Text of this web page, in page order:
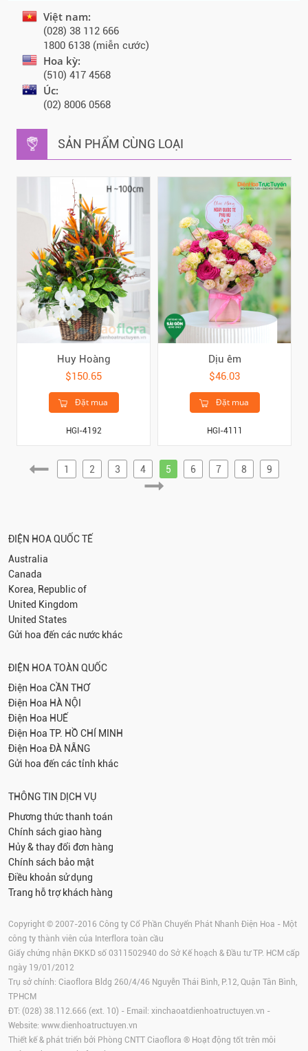
Việt nam:
(028) 38 112 666
1800 6138 (miễn cước)
Hoa kỳ:
(510) 417 4568
Úc:
(02) 8006 0568
SẢN PHẨM CÙNG LOẠI
Huy Hoàng
$150.65
Đặt mua
HGI-4192
Dịu êm
$46.03
Đặt mua
HGI-4111
1 2 3 4 5 6 7 8 9
ĐIỆN HOA QUỐC TẾ
Australia
Canada
Korea, Republic of
United Kingdom
United States
Gửi hoa đến các nước khác
ĐIỆN HOA TOÀN QUỐC
Điện Hoa CẦN THƠ
Điện Hoa HÀ NỘI
Điện Hoa HUẾ
Điện Hoa TP. HỒ CHÍ MINH
Điện Hoa ĐÀ NẴNG
Gửi hoa đến các tỉnh khác
THÔNG TIN DỊCH VỤ
Phương thức thanh toán
Chính sách giao hàng
Hủy & thay đổi đơn hàng
Chính sách bảo mật
Điều khoản sử dụng
Trang hỗ trợ khách hàng
Copyright © 2007-2016 Công ty Cổ Phần Chuyển Phát Nhanh Điện Hoa - Một
công ty thành viên của Interflora toàn cầu
Giấy chứng nhận ĐKKD số 0311502940 do Sở Kế hoạch & Đầu tư TP. HCM cấp
ngày 19/01/2012
Trụ sở chính: Ciaoflora Bldg 260/4/46 Nguyễn Thái Bình, P.12, Quận Tân Bình,
TPHCM
ĐT: (028) 38.112.666 (ext. 10) - Email: xinchaoatdienhoatructuyen.vn -
Website: www.dienhoatructuyen.vn
Thiết kế & phát triển bởi Phòng CNTT Ciaoflora ® Hoạt động tốt trên môi